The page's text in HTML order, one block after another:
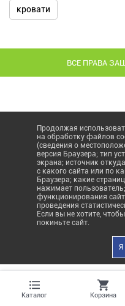
кровати
ВСЕ ПРАВА
Продолжая
на обработку файлов
(сведения о
версия Браузера; тип
экрана; источник
с какого сайта или по
Браузера; какие
нажимает
функционирования
проведения
Если вы не хотите,
покиньте сайт.
Я
Каталог Корзина